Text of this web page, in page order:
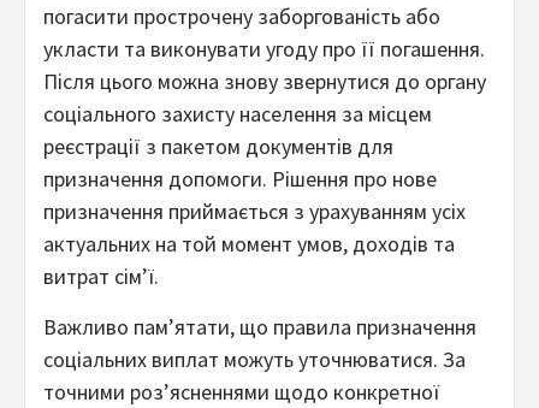
погасити прострочену заборгованість або
укласти та виконувати угоду про її погашення.
Після цього можна знову звернутися до органу
соціального захисту населення за місцем
реєстрації з пакетом документів для
призначення допомоги. Рішення про нове
призначення приймається з урахуванням усіх
актуальних на той момент умов, доходів та
витрат сім’ї.
Важливо пам’ятати, що правила призначення
соціальних виплат можуть уточнюватися. За
точними роз’ясненнями щодо конкретної